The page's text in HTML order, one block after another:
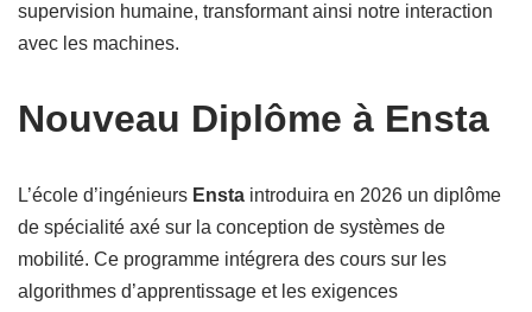
supervision humaine, transformant ainsi notre interaction
avec les machines.
Nouveau Diplôme à Ensta
L’école d’ingénieurs Ensta introduira en 2026 un diplôme
de spécialité axé sur la conception de systèmes de
mobilité. Ce programme intégrera des cours sur les
algorithmes d’apprentissage et les exigences